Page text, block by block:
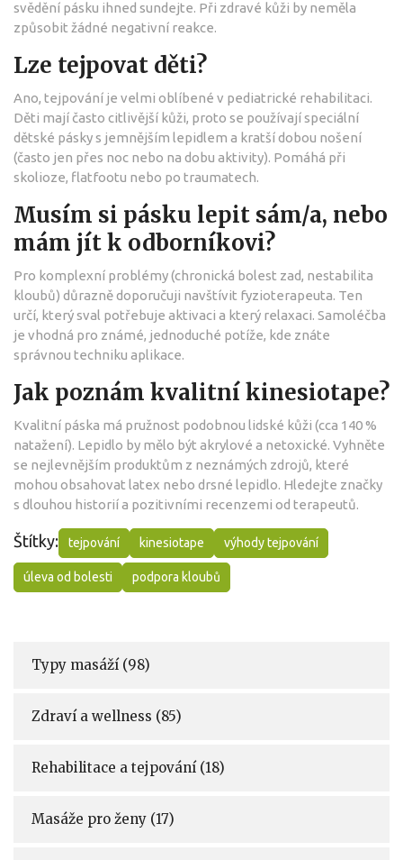
svědění pásku ihned sundejte. Při zdravé kůži by neměla
způsobit žádné negativní reakce.
Lze tejpovat děti?
Ano, tejpování je velmi oblíbené v pediatrické rehabilitaci.
Děti mají často citlivější kůži, proto se používají speciální
dětské pásky s jemnějším lepidlem a kratší dobou nošení
(často jen přes noc nebo na dobu aktivity). Pomáhá při
skolioze, flatfootu nebo po traumatech.
Musím si pásku lepit sám/a, nebo
mám jít k odborníkovi?
Pro komplexní problémy (chronická bolest zad, nestabilita
kloubů) důrazně doporučuji navštívit fyzioterapeuta. Ten
určí, který sval potřebuje aktivaci a který relaxaci. Samoléčba
je vhodná pro známé, jednoduché potíže, kde znáte
správnou techniku aplikace.
Jak poznám kvalitní kinesiotape?
Kvalitní páska má pružnost podobnou lidské kůži (cca 140 %
natažení). Lepidlo by mělo být akrylové a netoxické. Vyhněte
se nejlevnějším produktům z neznámých zdrojů, které
mohou obsahovat latex nebo drsné lepidlo. Hledejte značky
s dlouhou historií a pozitivními recenzemi od terapeutů.
Štítky: tejpování kinesiotape výhody tejpování
úleva od bolesti podpora kloubů
Typy masáží (98)
Zdraví a wellness (85)
Rehabilitace a tejpování (18)
Masáže pro ženy (17)